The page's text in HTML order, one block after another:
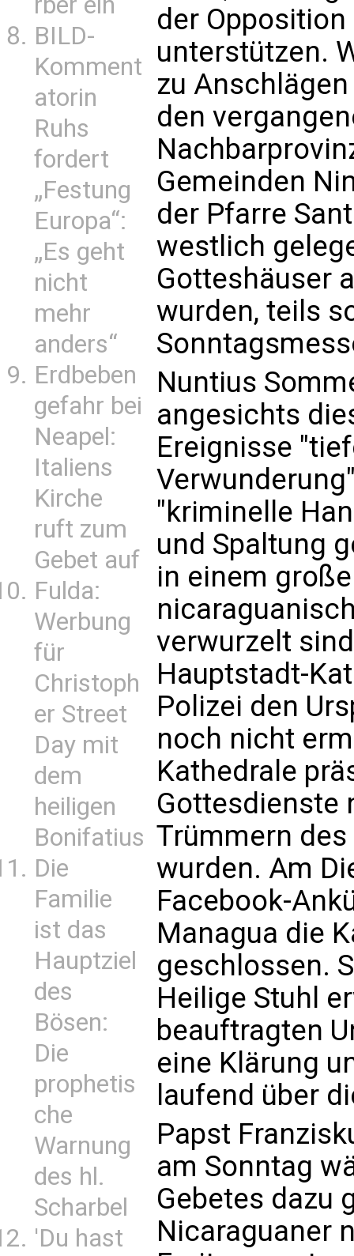
BILD-
Komment
atorin
Ruhs
fordert
„Festung
Europa“:
„Es geht
nicht
mehr
anders“
Erdbeben
gefahr bei
Neapel:
Italiens
Kirche
ruft zum
Gebet auf
Fulda:
Werbung
für
Christoph
er Street
Day mit
dem
heiligen
Bonifatius
Die
Familie
ist das
Hauptziel
des
Bösen:
Die
prophetis
che
Warnung
des hl.
Scharbel
'Du hast
der
unterstützen.
zu
den
Gemeinden
der Pfarre
westlich
Gotteshäuser
wurden, teils
Nuntius
angesichts
Ereignisse
"kriminelle
und Spaltung
in einem
verwurzelt
Hauptstadt-
Polizei den
noch nicht
Kathedrale
Gottesdienste
Trümmern
wurden. Am
Facebook-
Managua die
geschlossen.
Heilige Stuhl
beauftragten
eine Klärung
laufend über
Papst
am Sonntag
Gebetes dazu
Nicaraguaner